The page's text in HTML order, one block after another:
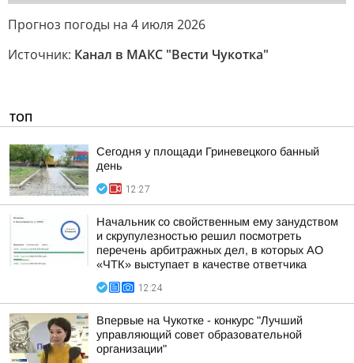
Прогноз погоды на 4 июля 2026
Источник: Канал в МАКС "Вести Чукотка"
ТОП
Сегодня у площади Гриневецкого банный
день
12:27
Начальник со свойственным ему занудством
и скрупулезностью решил посмотреть
перечень арбитражных дел, в которых АО
«ЧТК» выступает в качестве ответчика
12:24
Впервые на Чукотке - конкурс "Лучший
управляющий совет образовательной
организации"